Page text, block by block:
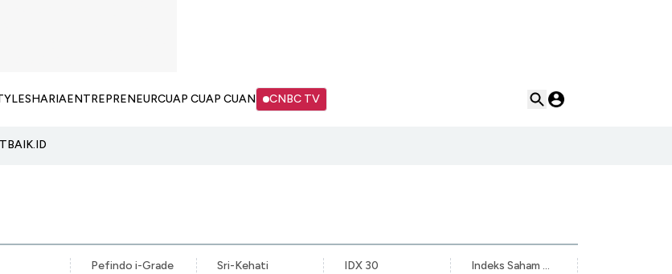
SHARIAENTREPRENEURCUAP CUAP CUAN CNBC TV
Pefindo i-Grade
Sri-Kehati
IDX 30
Indeks Saham Syariah Indonesia